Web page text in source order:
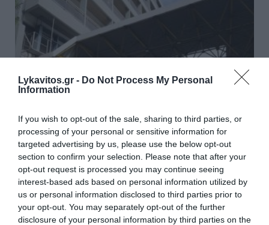
Lykavitos.gr - Do Not Process My Personal
Information
If you wish to opt-out of the sale, sharing to third parties, or
processing of your personal or sensitive information for
targeted advertising by us, please use the below opt-out
section to confirm your selection. Please note that after your
opt-out request is processed you may continue seeing
interest-based ads based on personal information utilized by
us or personal information disclosed to third parties prior to
your opt-out. You may separately opt-out of the further
disclosure of your personal information by third parties on the
Δολιοφθορά στο νοσοκομείο Ευαγγελισμός -
Έκοψαν τα καλώδια των μονάδων του
κλιματισμού